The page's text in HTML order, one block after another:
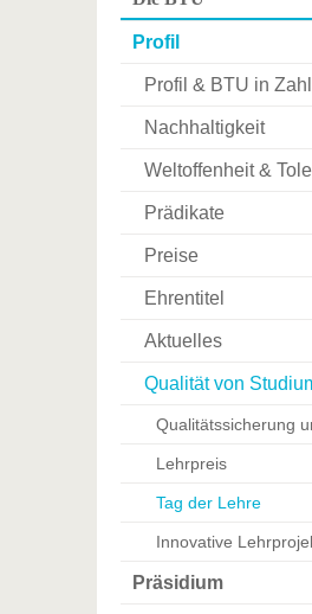
Profil
Profil & BTU in
Nachhaltigkeit
Weltoffenheit &
Prädikate
Preise
Ehrentitel
Aktuelles
Qualität von
Qualitätssicherung
Lehrpreis
Tag der Lehre
Innovative
Präsidium